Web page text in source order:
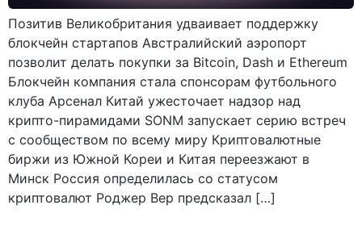
Позитив Великобритания удваивает поддержку
блокчейн стартапов Австралийский аэропорт
позволит делать покупки за Bitcoin, Dash и Ethereum
Блокчейн компания стала спонсорам футбольного
клуба Арсенал Китай ужесточает надзор над
крипто-пирамидами SONM запускает серию встреч
с сообществом по всему миру Криптовалютные
биржи из Южной Кореи и Китая переезжают в
Минск Россия определилась со статусом
криптовалют Роджер Вер предсказал […]